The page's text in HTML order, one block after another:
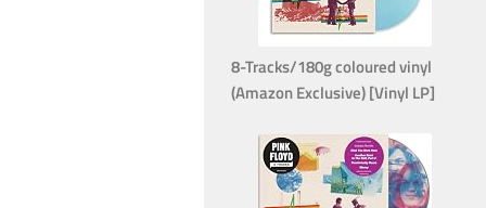
8-Tracks/180g coloured vinyl
(Amazon Exclusive) [Vinyl LP]